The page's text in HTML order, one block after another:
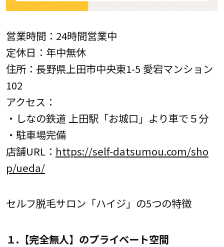
営業時間：24時間営業中
定休日：年中無休
住所：長野県上田市中央東1-5 愛宕マンション
102
アクセス：
・しなの鉄道 上田駅「お城口」より車で５分
・駐車場完備
店舗URL： https://self-datsumou.com/sho
p/ueda/
セルフ脱毛サロン「ハイジ」の5つの特徴
１.【完全無人】のプライベート空間